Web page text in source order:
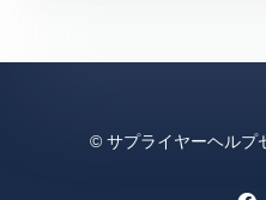
© サプライヤーヘルプ